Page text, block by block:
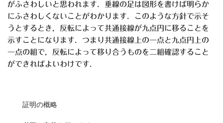
がふさわしいと思われます．垂線の足は図形を書けば明らか
にふさわしくないことがわかります．このような方針で示そ
うとするとき，反転によって共通接線が九点円に移ることを
示すことになります．つまり共通接線上の一点と九点円上の
一点の組で，反転によって移り合うものを二組確認すること
ができればよいわけです．
証明の概略